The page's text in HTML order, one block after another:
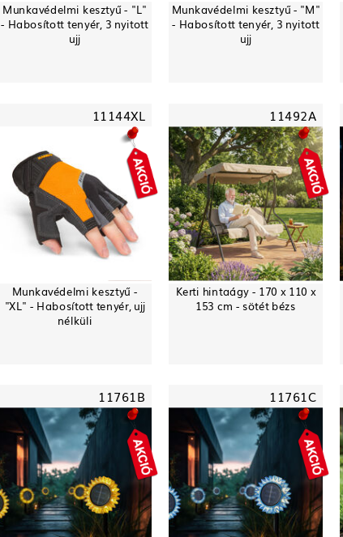
Munkavédelmi kesztyű - "L"
- Habosított tenyér, 3 nyitott
ujj
Munkavédelmi kesztyű - "M"
- Habosított tenyér, 3 nyitott
ujj
11144XL
Munkavédelmi kesztyű -
"XL" - Habosított tenyér, ujj
nélküli
11492A
Kerti hintaágy - 170 x 110 x
153 cm - sötét bézs
11761B 11761C